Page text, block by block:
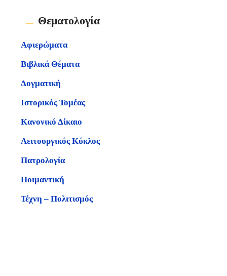
Θεματολογία
Αφιερώματα
Βιβλικά Θέματα
Δογματική
Ιστορικός Τομέας
Κανονικό Δίκαιο
Λειτουργικός Κύκλος
Πατρολογία
Ποιμαντική
Τέχνη – Πολιτισμός